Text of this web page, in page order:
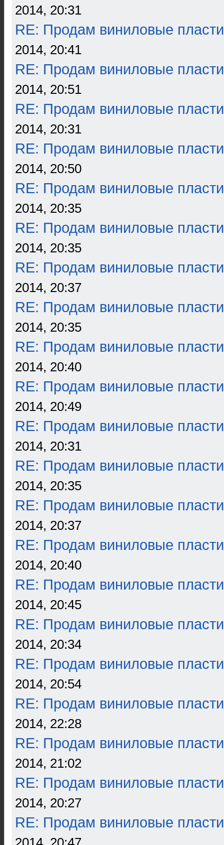
2014, 20:31
RE: Продам виниловые
2014, 20:41
RE: Продам виниловые
2014, 20:51
RE: Продам виниловые
2014, 20:31
RE: Продам виниловые
2014, 20:50
RE: Продам виниловые
2014, 20:35
RE: Продам виниловые
2014, 20:35
RE: Продам виниловые
2014, 20:37
RE: Продам виниловые
2014, 20:35
RE: Продам виниловые
2014, 20:40
RE: Продам виниловые
2014, 20:49
RE: Продам виниловые
2014, 20:31
RE: Продам виниловые
2014, 20:35
RE: Продам виниловые
2014, 20:37
RE: Продам виниловые
2014, 20:40
RE: Продам виниловые
2014, 20:45
RE: Продам виниловые
2014, 20:34
RE: Продам виниловые
2014, 20:54
RE: Продам виниловые
2014, 22:28
RE: Продам виниловые
2014, 21:02
RE: Продам виниловые
2014, 20:27
RE: Продам виниловые